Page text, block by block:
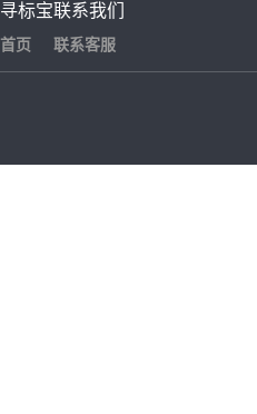
寻标宝
首页
联系我们
联系客服